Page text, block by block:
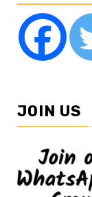
JOIN US